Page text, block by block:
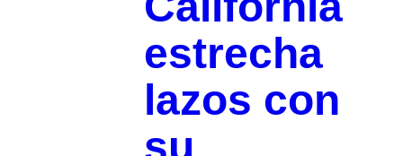
estrecha
lazos con